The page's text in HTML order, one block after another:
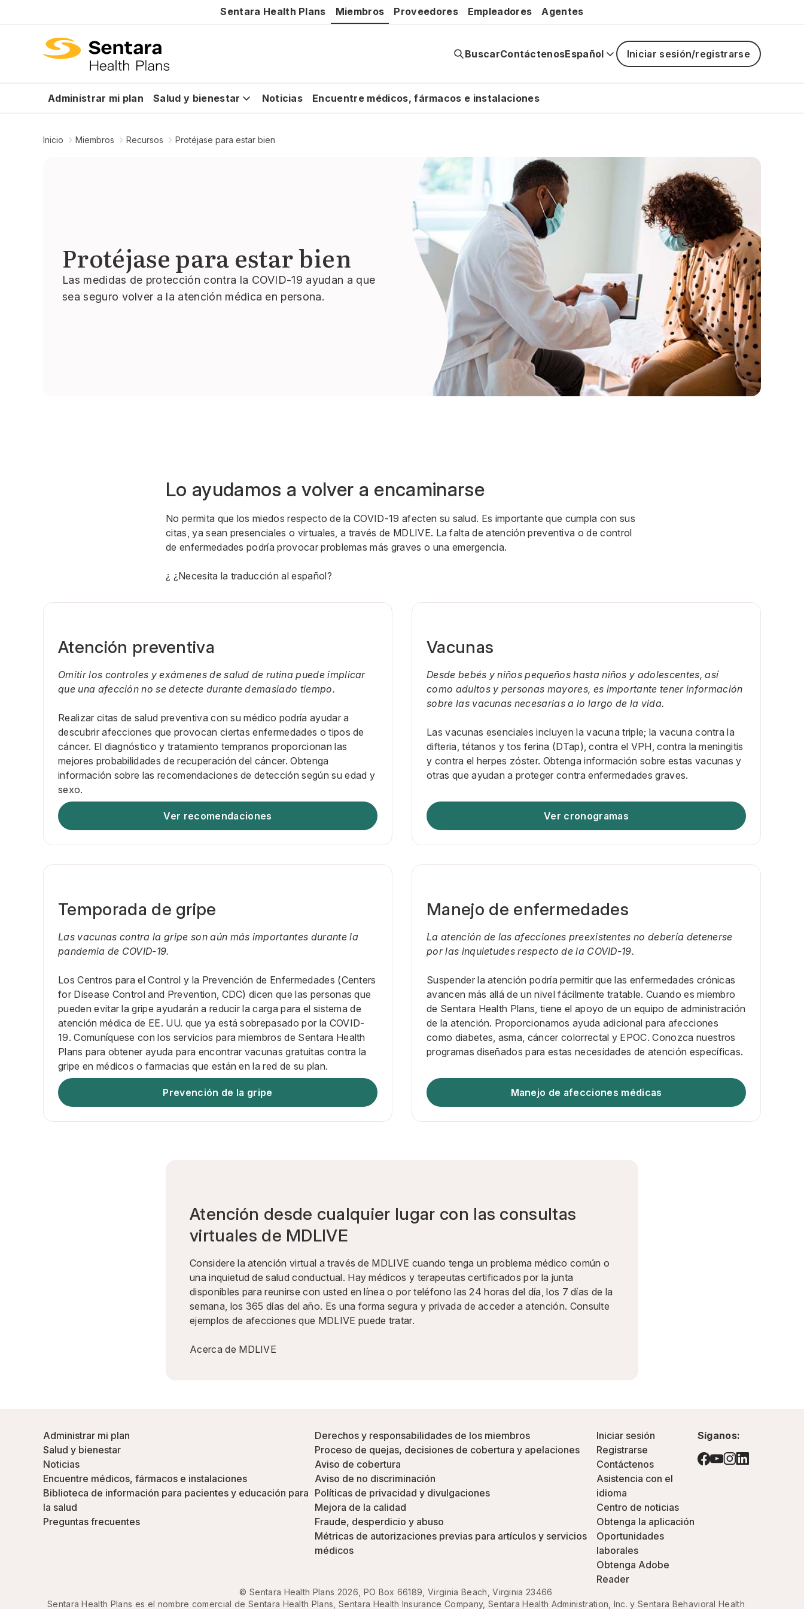
Sentara Health Plans Miembros Proveedores Empleadores Agentes
BuscarContáctenosEspañol Iniciar sesión/registrarse
Administrar mi plan Salud y bienestar Noticias Encuentre médicos, fármacos e instalaciones
Inicio Miembros Recursos Protéjase para estar bien
Protéjase para estar bien
Las medidas de protección contra la COVID-19 ayudan a que
sea seguro volver a la atención médica en persona.
Lo ayudamos a volver a encaminarse
No permita que los miedos respecto de la COVID-19 afecten su salud. Es importante que cumpla con sus
citas, ya sean presenciales o virtuales, a través de MDLIVE. La falta de atención preventiva o de control
de enfermedades podría provocar problemas más graves o una emergencia.
¿ ¿Necesita la traducción al español?
Atención preventiva
Omitir los controles y exámenes de salud de rutina puede implicar
que una afección no se detecte durante demasiado tiempo.
Realizar citas de salud preventiva con su médico podría ayudar a
descubrir afecciones que provocan ciertas enfermedades o tipos de
cáncer. El diagnóstico y tratamiento tempranos proporcionan las
mejores probabilidades de recuperación del cáncer. Obtenga
información sobre las recomendaciones de detección según su edad y
sexo.
Ver recomendaciones
Vacunas
Desde bebés y niños pequeños hasta niños y adolescentes, así
como adultos y personas mayores, es importante tener información
sobre las vacunas necesarias a lo largo de la vida.
Las vacunas esenciales incluyen la vacuna triple; la vacuna contra la
difteria, tétanos y tos ferina (DTap), contra el VPH, contra la meningitis
y contra el herpes zóster. Obtenga información sobre estas vacunas y
otras que ayudan a proteger contra enfermedades graves.
Ver cronogramas
Temporada de gripe
Las vacunas contra la gripe son aún más importantes durante la
pandemia de COVID-19.
Los Centros para el Control y la Prevención de Enfermedades (Centers
for Disease Control and Prevention, CDC) dicen que las personas que
pueden evitar la gripe ayudarán a reducir la carga para el sistema de
atención médica de EE. UU. que ya está sobrepasado por la COVID-
19. Comuníquese con los servicios para miembros de Sentara Health
Plans para obtener ayuda para encontrar vacunas gratuitas contra la
gripe en médicos o farmacias que están en la red de su plan.
Prevención de la gripe
Manejo de enfermedades
La atención de las afecciones preexistentes no debería detenerse
por las inquietudes respecto de la COVID-19.
Suspender la atención podría permitir que las enfermedades crónicas
avancen más allá de un nivel fácilmente tratable. Cuando es miembro
de Sentara Health Plans, tiene el apoyo de un equipo de administración
de la atención. Proporcionamos ayuda adicional para afecciones
como diabetes, asma, cáncer colorrectal y EPOC. Conozca nuestros
programas diseñados para estas necesidades de atención específicas.
Manejo de afecciones médicas
Atención desde cualquier lugar con las consultas
virtuales de MDLIVE
Considere la atención virtual a través de MDLIVE cuando tenga un problema médico común o
una inquietud de salud conductual. Hay médicos y terapeutas certificados por la junta
disponibles para reunirse con usted en línea o por teléfono las 24 horas del día, los 7 días de la
semana, los 365 días del año. Es una forma segura y privada de acceder a atención. Consulte
ejemplos de afecciones que MDLIVE puede tratar.
Acerca de MDLIVE
Administrar mi plan
Salud y bienestar
Noticias
Encuentre médicos, fármacos e instalaciones
Biblioteca de información para pacientes y educación para
la salud
Preguntas frecuentes
Derechos y responsabilidades de los miembros
Proceso de quejas, decisiones de cobertura y apelaciones
Aviso de cobertura
Aviso de no discriminación
Políticas de privacidad y divulgaciones
Mejora de la calidad
Fraude, desperdicio y abuso
Métricas de autorizaciones previas para artículos y servicios
médicos
Iniciar sesión
Registrarse
Contáctenos
Asistencia con el
idioma
Centro de noticias
Obtenga la aplicación
Oportunidades
laborales
Obtenga Adobe
Reader
Síganos:
© Sentara Health Plans 2026, PO Box 66189, Virginia Beach, Virginia 23466
Sentara Health Plans es el nombre comercial de Sentara Health Plans, Sentara Health Insurance Company, Sentara Health Administration, Inc. y Sentara Behavioral Health